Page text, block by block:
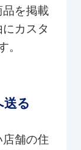
を掲載
カスタ
。
送る
舗の住